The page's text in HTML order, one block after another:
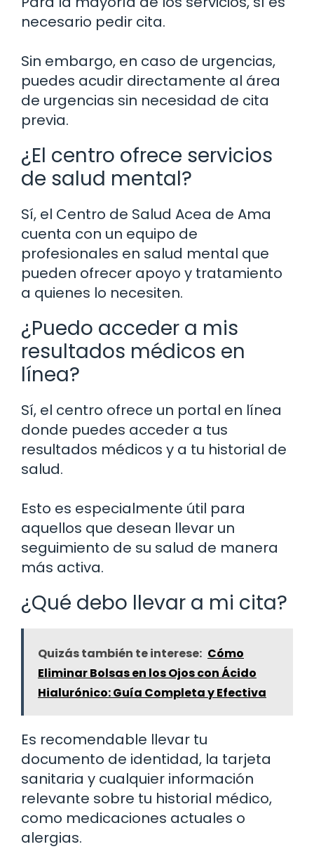
necesario pedir cita.
Sin embargo, en caso de urgencias,
puedes acudir directamente al área
de urgencias sin necesidad de cita
previa.
¿El centro ofrece servicios
de salud mental?
Sí, el Centro de Salud Acea de Ama
cuenta con un equipo de
profesionales en salud mental que
pueden ofrecer apoyo y tratamiento
a quienes lo necesiten.
¿Puedo acceder a mis
resultados médicos en
línea?
Sí, el centro ofrece un portal en línea
donde puedes acceder a tus
resultados médicos y a tu historial de
salud.
Esto es especialmente útil para
aquellos que desean llevar un
seguimiento de su salud de manera
más activa.
¿Qué debo llevar a mi cita?
Quizás también te interese: Cómo
Eliminar Bolsas en los Ojos con Ácido
Hialurónico: Guía Completa y Efectiva
Es recomendable llevar tu
documento de identidad, la tarjeta
sanitaria y cualquier información
relevante sobre tu historial médico,
como medicaciones actuales o
alergias.